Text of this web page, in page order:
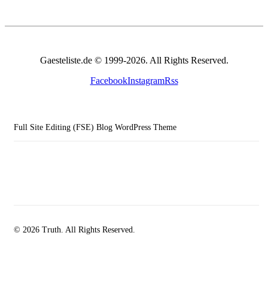
Gaesteliste.de © 1999-2026. All Rights Reserved.
FacebookInstagramRss
Full Site Editing (FSE) Blog WordPress Theme
© 2026 Truth. All Rights Reserved.